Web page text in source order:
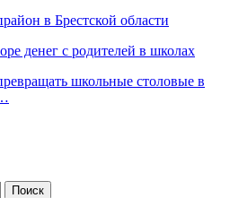
в Брестской области
денег с родителей в школах
школьные столовые в